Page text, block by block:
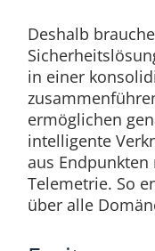
Deshalb
in einer
ermöglichen
intelligente
aus
Telemetrie. So
über alle